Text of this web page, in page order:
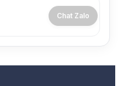
Chat Zalo